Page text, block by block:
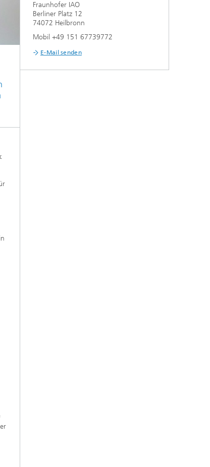
Fraunhofer IAO
Berliner Platz 12
74072 Heilbronn
Mobil +49 151 67739772
E-Mail senden